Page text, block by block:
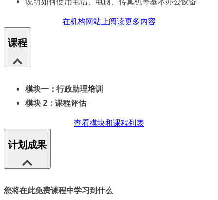
在机构网站上阅读更多内容
课程
模块一：行政助理培训
模块 2：课程评估
查看模块和课程列表
计划成果
您将在此免费课程中学习到什么